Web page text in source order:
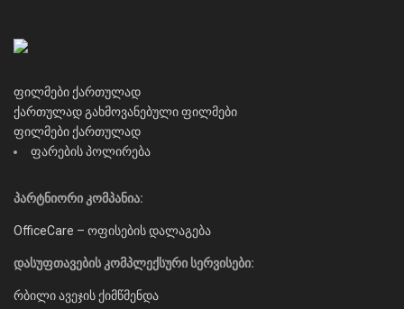
ფილმები ქართულად
ქართულად გახმოვანებული ფილმები
ფილმები ქართულად
ფარების პოლირება
პარტნიორი კომპანია:
OfficeCare – ოფისების დალაგება
დასუფთავების კომპლექსური სერვისები:
რბილი ავეჯის ქიმწმენდა